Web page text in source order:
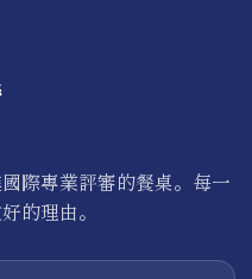
際專業評審的餐桌。每一
的理由。